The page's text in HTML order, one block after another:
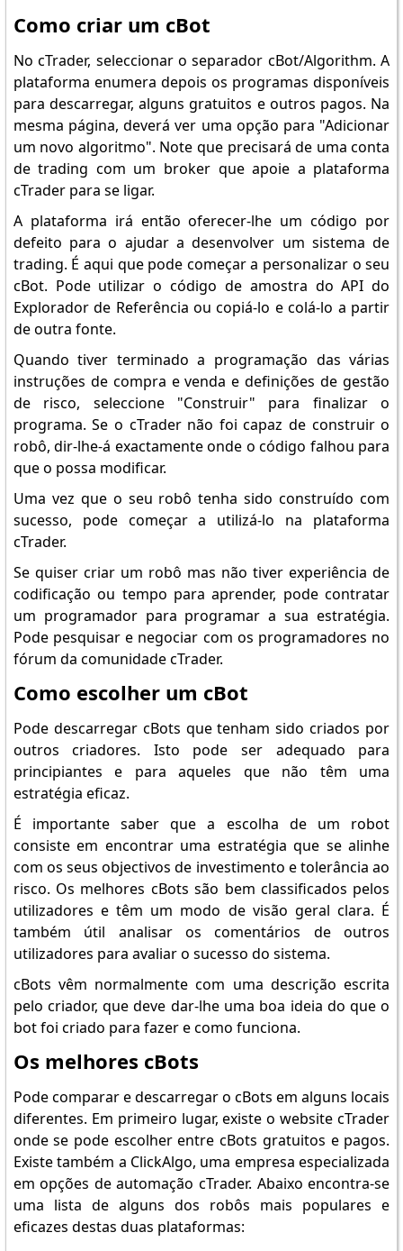
Como criar um cBot
No cTrader, seleccionar o separador cBot/Algorithm. A
plataforma enumera depois os programas disponíveis
para descarregar, alguns gratuitos e outros pagos. Na
mesma página, deverá ver uma opção para "Adicionar
um novo algoritmo". Note que precisará de uma conta
de trading com um broker que apoie a plataforma
cTrader para se ligar.
A plataforma irá então oferecer-lhe um código por
defeito para o ajudar a desenvolver um sistema de
trading. É aqui que pode começar a personalizar o seu
cBot. Pode utilizar o código de amostra do API do
Explorador de Referência ou copiá-lo e colá-lo a partir
de outra fonte.
Quando tiver terminado a programação das várias
instruções de compra e venda e definições de gestão
de risco, seleccione "Construir" para finalizar o
programa. Se o cTrader não foi capaz de construir o
robô, dir-lhe-á exactamente onde o código falhou para
que o possa modificar.
Uma vez que o seu robô tenha sido construído com
sucesso, pode começar a utilizá-lo na plataforma
cTrader.
Se quiser criar um robô mas não tiver experiência de
codificação ou tempo para aprender, pode contratar
um programador para programar a sua estratégia.
Pode pesquisar e negociar com os programadores no
fórum da comunidade cTrader.
Como escolher um cBot
Pode descarregar cBots que tenham sido criados por
outros criadores. Isto pode ser adequado para
principiantes e para aqueles que não têm uma
estratégia eficaz.
É importante saber que a escolha de um robot
consiste em encontrar uma estratégia que se alinhe
com os seus objectivos de investimento e tolerância ao
risco. Os melhores cBots são bem classificados pelos
utilizadores e têm um modo de visão geral clara. É
também útil analisar os comentários de outros
utilizadores para avaliar o sucesso do sistema.
cBots vêm normalmente com uma descrição escrita
pelo criador, que deve dar-lhe uma boa ideia do que o
bot foi criado para fazer e como funciona.
Os melhores cBots
Pode comparar e descarregar o cBots em alguns locais
diferentes. Em primeiro lugar, existe o website cTrader
onde se pode escolher entre cBots gratuitos e pagos.
Existe também a ClickAlgo, uma empresa especializada
em opções de automação cTrader. Abaixo encontra-se
uma lista de alguns dos robôs mais populares e
eficazes destas duas plataformas: